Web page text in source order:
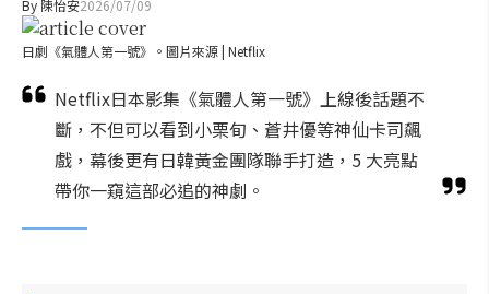
By 陳怡安2026/07/09
日劇《氣體人第一號》。圖片來源 | Netflix
Netflix日本影集《氣體人第一號》上線後話題不
斷，不但可以看到小栗旬、蒼井優等神仙卡司飆
戲，幕後更有日韓黃金團隊聯手打造，5 大亮點
帶你一窺這部必追的神劇。